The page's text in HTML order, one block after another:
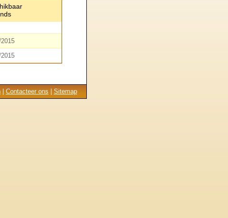
| Contacteer ons Sitemap